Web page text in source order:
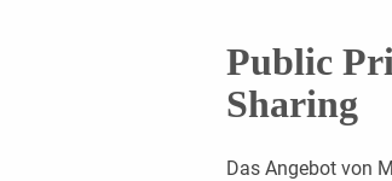
Public
Sharing
Das Angebot von